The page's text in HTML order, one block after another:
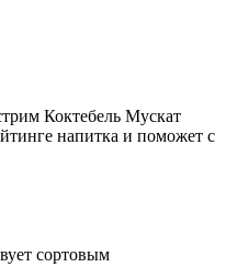
Коктебель Мускат
напитка и поможет с
сортовым